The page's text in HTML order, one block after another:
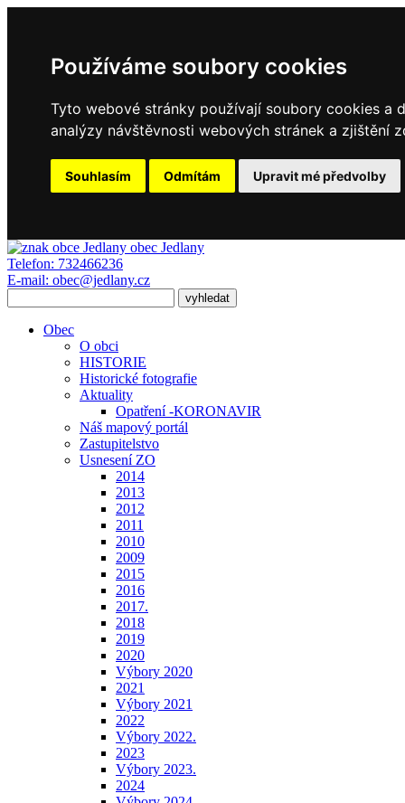
Používáme soubory cookies
Tyto webové stránky používají soubory cookies a
analýzy návštěvnosti webových stránek a zjištění
Souhlasím Odmítám Upravit mé předvolby
obec Jedlany
Telefon: 732466236
E-mail: obec@jedlany.cz
Obec
O obci
HISTORIE
Historické fotografie
Aktuality
Opatření -KORONAVIR
Náš mapový portál
Zastupitelstvo
Usnesení ZO
2014
2013
2012
2011
2010
2009
2015
2016
2017.
2018
2019
2020
Výbory 2020
2021
Výbory 2021
2022
Výbory 2022.
2023
Výbory 2023.
2024